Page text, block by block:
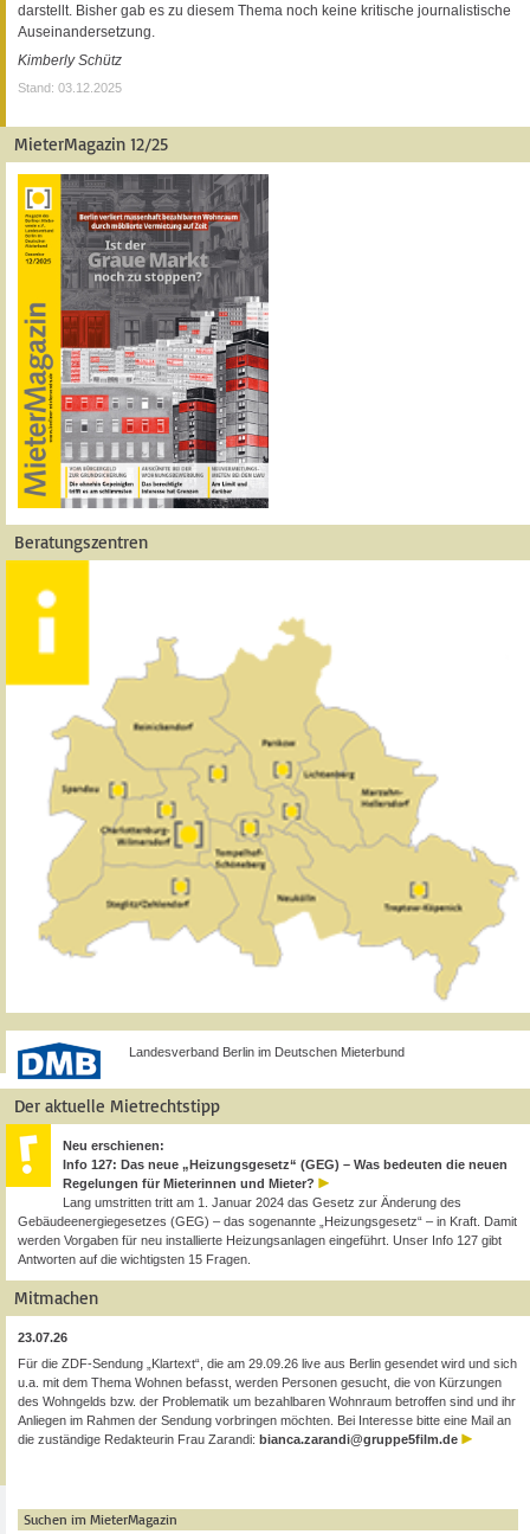
darstellt. Bisher gab es zu diesem Thema noch keine kritische journalistische
Auseinandersetzung.
Kimberly Schütz
Stand: 03.12.2025
MieterMagazin 12/25
Beratungszentren
Landesverband Berlin im Deutschen Mieterbund
Der aktuelle Mietrechtstipp
Neu erschienen:
Info 127: Das neue „Heizungsgesetz“ (GEG) – Was bedeuten die neuen
Regelungen für Mieterinnen und Mieter?
Lang umstritten tritt am 1. Januar 2024 das Gesetz zur Änderung des
Gebäudeenergiegesetzes (GEG) – das sogenannte „Heizungsgesetz“ – in Kraft. Damit
werden Vorgaben für neu installierte Heizungsanlagen eingeführt. Unser Info 127 gibt
Antworten auf die wichtigsten 15 Fragen.
Mitmachen
23.07.26
Für die ZDF-Sendung „Klartext“, die am 29.09.26 live aus Berlin gesendet wird und sich
u.a. mit dem Thema Wohnen befasst, werden Personen gesucht, die von Kürzungen
des Wohngelds bzw. der Problematik um bezahlbaren Wohnraum betroffen sind und ihr
Anliegen im Rahmen der Sendung vorbringen möchten. Bei Interesse bitte eine Mail an
die zuständige Redakteurin Frau Zarandi: bianca.zarandi@gruppe5film.de
Suchen im MieterMagazin